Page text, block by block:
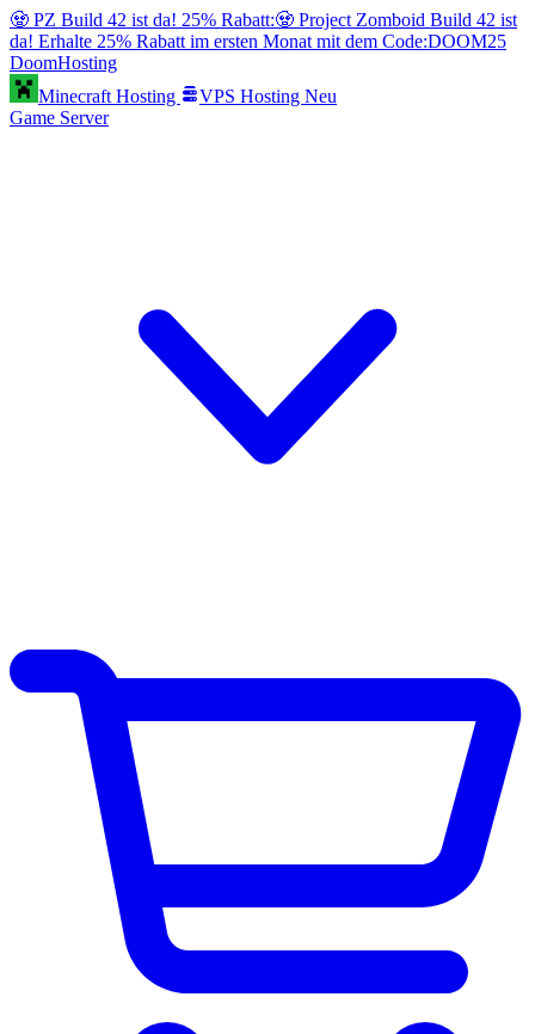
🧟 PZ Build 42 ist da! 25% Rabatt:🧟 Project Zomboid Build 42 ist
da! Erhalte 25% Rabatt im ersten Monat mit dem Code:DOOM25
DoomHosting
Minecraft Hosting
VPS Hosting Neu
Game Server